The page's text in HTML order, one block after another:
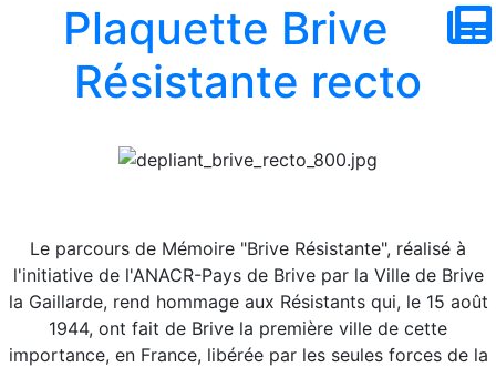
Plaquette Brive
Résistante recto
Le parcours de Mémoire "Brive Résistante", réalisé à
l'initiative de l'ANACR-Pays de Brive par la Ville de Brive
la Gaillarde, rend hommage aux Résistants qui, le 15 août
1944, ont fait de Brive la première ville de cette
importance, en France, libérée par les seules forces de la